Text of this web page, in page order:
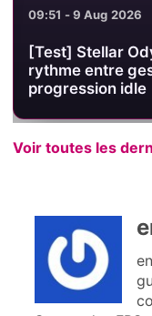
09:44 - 9 Aug 2026
Digimon
se dévoile avec
Voir toutes les